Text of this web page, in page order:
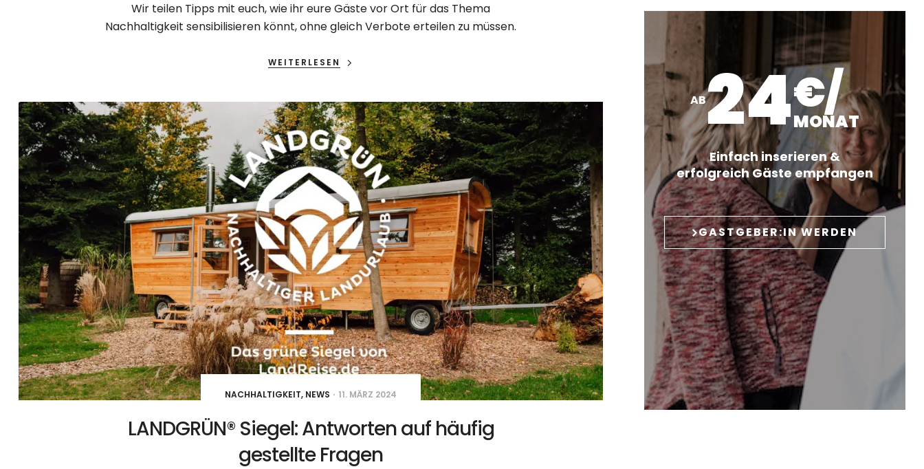
Wir teilen Tipps mit euch, wie ihr eure Gäste vor Ort für das Thema
Nachhaltigkeit sensibilisieren könnt, ohne gleich Verbote erteilen zu müssen.
WEITERLESEN
NACHHALTIGKEIT, NEWS 11. MÄRZ 2024
LANDGRÜN® Siegel: Antworten auf häufig
gestellte Fragen
AB24€/
MONAT
Einfach inserieren &
erfolgreich Gäste empfangen
GASTGEBER:IN WERDEN